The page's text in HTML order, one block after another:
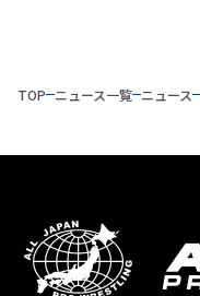
TOP ニュース一覧 ニュース